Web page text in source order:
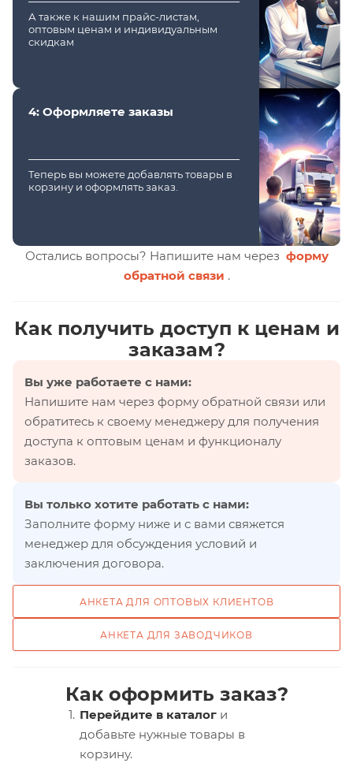
А также к нашим прайс-листам,
оптовым ценам и индивидуальным
скидкам
4: Оформляете заказы
Теперь вы можете добавлять товары в
корзину и оформлять заказ.
Остались вопросы? Напишите нам через форму
обратной связи .
Как получить доступ к ценам и
заказам?
Вы уже работаете с нами:
Напишите нам через форму обратной связи или
обратитесь к своему менеджеру для получения
доступа к оптовым ценам и функционалу
заказов.
Вы только хотите работать с нами:
Заполните форму ниже и с вами свяжется
менеджер для обсуждения условий и
заключения договора.
АНКЕТА ДЛЯ ОПТОВЫХ КЛИЕНТОВ
АНКЕТА ДЛЯ ЗАВОДЧИКОВ
Как оформить заказ?
Перейдите в каталог и
добавьте нужные товары в
корзину.